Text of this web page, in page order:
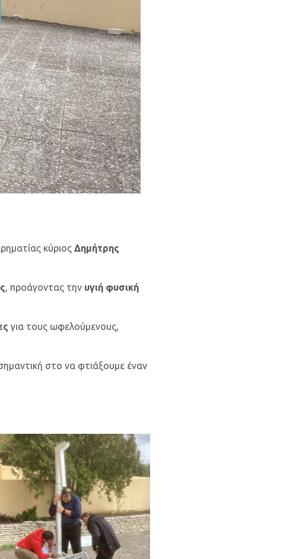
κύριος Δημήτρης
, προάγοντας την υγιή φυσική
για τους ωφελούμενους,
στο να φτιάξουμε έναν